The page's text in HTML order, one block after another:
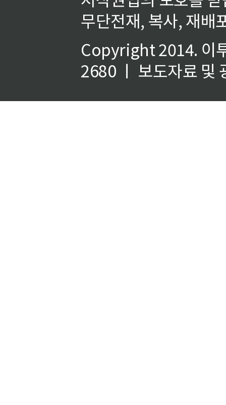
무단전재, 복사, 재배
Copyright 2014. 이
2680 ㅣ 보도자료